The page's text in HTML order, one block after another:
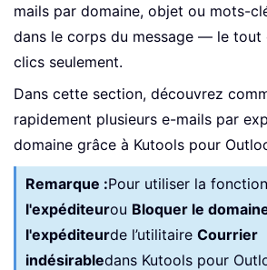
mails par domaine, objet ou mots-
dans le corps du message — le tout
clics seulement.
Dans cette section, découvrez
rapidement plusieurs e-mails par
domaine grâce à Kutools pour
Remarque :Pour utiliser la
l'expéditeurou Bloquer le
l'expéditeurde l’utilitaire Courrier
indésirabledans Kutools pour